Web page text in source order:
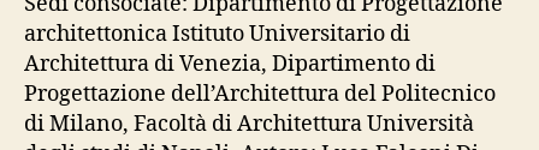
architettonica Istituto Universitario di
Architettura di Venezia, Dipartimento di
Progettazione dell’Architettura del Politecnico
di Milano, Facoltà di Architettura Università